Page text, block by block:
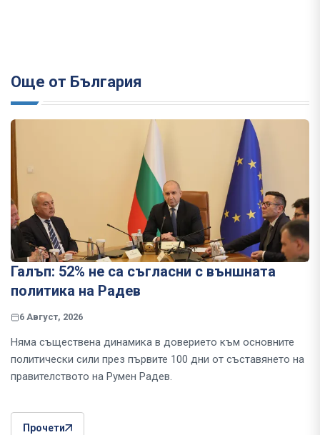
Още от България
Галъп: 52% не са съгласни с външната
политика на Радев
6 Август, 2026
Няма съществена динамика в доверието към основните
политически сили през първите 100 дни от съставянето на
правителството на Румен Радев.
Прочети